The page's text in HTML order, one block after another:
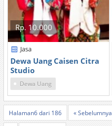
Rp. 10.000
Jasa
Dewa Uang Caisen Citra
Studio
Dewa Uang
Halaman6 dari 186 « Sebelumnya